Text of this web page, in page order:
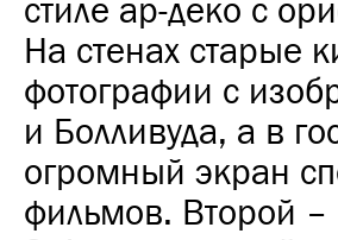
стиле ар-деко с
На стенах старые
фотографии с
и Болливуда, а в
огромный экран
фильмов. Второй –